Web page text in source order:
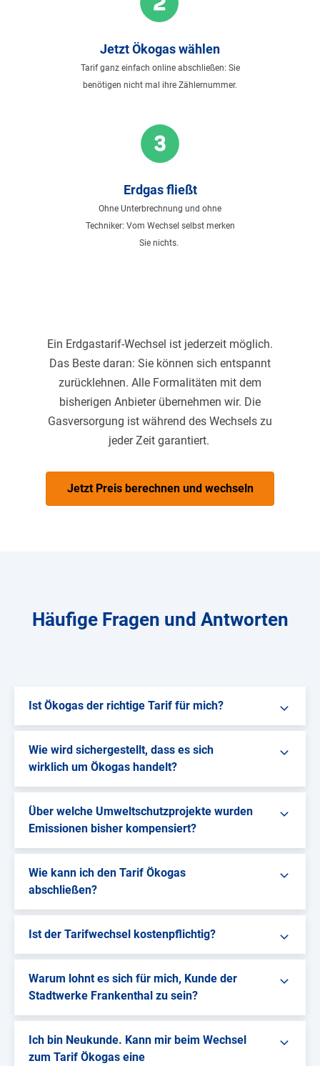
Jetzt Ökogas wählen
Tarif ganz einfach online abschließen: Sie
benötigen nicht mal ihre Zählernummer.
Erdgas fließt
Ohne Unterbrechnung und ohne
Techniker: Vom Wechsel selbst merken
Sie nichts.
Ein Erdgastarif-Wechsel ist jederzeit möglich.
Das Beste daran: Sie können sich entspannt
zurücklehnen. Alle Formalitäten mit dem
bisherigen Anbieter übernehmen wir. Die
Gasversorgung ist während des Wechsels zu
jeder Zeit garantiert.
Jetzt Preis berechnen und wechseln
Häufige Fragen und Antworten
Ist Ökogas der richtige Tarif für mich?
Wie wird sichergestellt, dass es sich
wirklich um Ökogas handelt?
Über welche Umweltschutzprojekte wurden
Emissionen bisher kompensiert?
Wie kann ich den Tarif Ökogas
abschließen?
Ist der Tarifwechsel kostenpflichtig?
Warum lohnt es sich für mich, Kunde der
Stadtwerke Frankenthal zu sein?
Ich bin Neukunde. Kann mir beim Wechsel
zum Tarif Ökogas eine